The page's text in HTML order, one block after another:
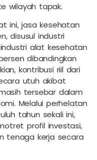
wilayah tapak.
ini, jasa kesehatan
disusul industri
alat kesehatan
dibandingkan
kontribusi riil dari
utuh akibat
tersebar dalam
Melalui perhelatan
tahun sekali ini,
profil investasi,
tenaga kerja secara